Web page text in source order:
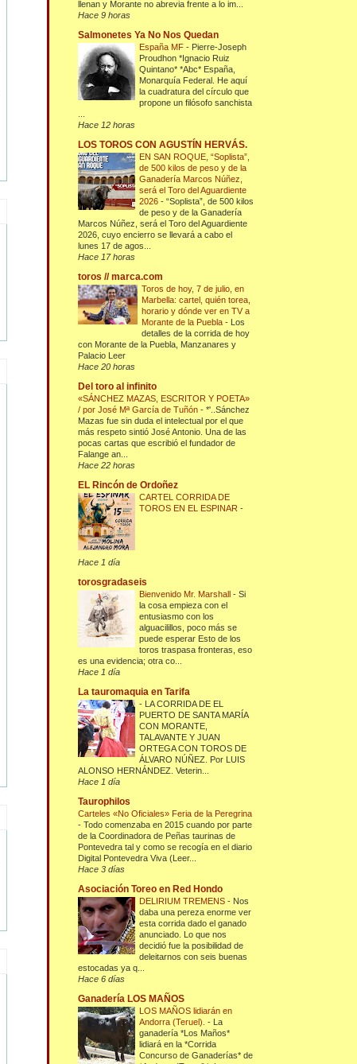
llenan y Morante no abrevia frente a lo im...
Hace 9 horas
Salmonetes Ya No Nos Quedan
España MF- Pierre-Joseph
Proudhon *Ignacio Ruiz
Quintano* *Abc* España,
Monarquía Federal. He aquí
la cuadratura del círculo que
propone un filósofo sanchista
Hace 12 horas
LOS TOROS CON AGUSTÍN HERVÁS.
EN SAN ROQUE, “Soplista”,
de 500 kilos de peso y de la
Ganadería Marcos Núñez,
será el Toro del Aguardiente
2026-“Soplista”, de 500 kilos
de peso y de la Ganadería
Marcos Núñez, será el Toro del Aguardiente
2026, cuyo encierro se llevará a cabo el
lunes 17 de agos...
Hace 17 horas
toros // marca.com
Toros de hoy, 7 de julio, en
Marbella: cartel, quién torea,
horario y dónde ver en TV a
Morante de la Puebla- Los
detalles de la corrida de hoy
con Morante de la Puebla, Manzanares y
Palacio Leer
Hace 20 horas
Del toro al infinito
«SÁNCHEZ MAZAS, ESCRITOR Y POETA»
/ por José Mª García de Tuñón-*'..Sánchez
Mazas fue sin duda el intelectual por el que
más respeto sintió José Antonio. Una de las
pocas cartas que escribió el fundador de
Falange an...
Hace 22 horas
EL Rincón de Ordoñez
CARTEL CORRIDA DE
TOROS EN EL ESPINAR-
Hace 1 día
torosgradaseis
Bienvenido Mr. Marshall-Si
la cosa empieza con el
entusiasmo con los
alguacilillos, poco más se
puede esperar Esto de los
toros traspasa fronteras, eso
es una evidencia; otra co...
Hace 1 día
La tauromaquia en Tarifa
- LA CORRIDA DE EL
PUERTO DE SANTA MARÍA
CON MORANTE,
TALAVANTE Y JUAN
ORTEGA CON TOROS DE
ÁLVARO NÚÑEZ. Por LUIS
ALONSO HERNÁNDEZ. Veterin...
Hace 1 día
Taurophilos
Carteles «No Oficiales» Feria de la Peregrina
-Todo comenzaba en 2015 cuando por parte
de la Coordinadora de Peñas taurinas de
Pontevedra tal y como se recogía en el diario
Digital Pontevedra Viva (Leer...
Hace 3 días
Asociación Toreo en Red Hondo
DELIRIUM TREMENS- Nos
daba una pereza enorme ver
esta corrida dado el ganado
anunciado. Lo que nos
decidió fue la posibilidad de
deleitarnos con seis buenas
estocadas ya q...
Hace 6 días
Ganadería LOS MAÑOS
LOS MAÑOS lidiarán en
Andorra (Teruel).- La
ganadería *Los Maños*
lidiará en la *Corrida
Concurso de Ganaderías* de